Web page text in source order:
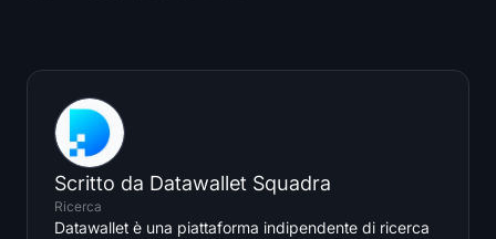
Scritto da Datawallet Squadra
Ricerca
Datawallet è una piattaforma indipendente di ricerca